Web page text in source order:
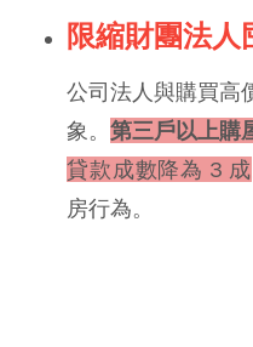
限縮財團法人
公司法人與購買高
象。 第三戶以上購
貸款成數降為 3 成
房行為。